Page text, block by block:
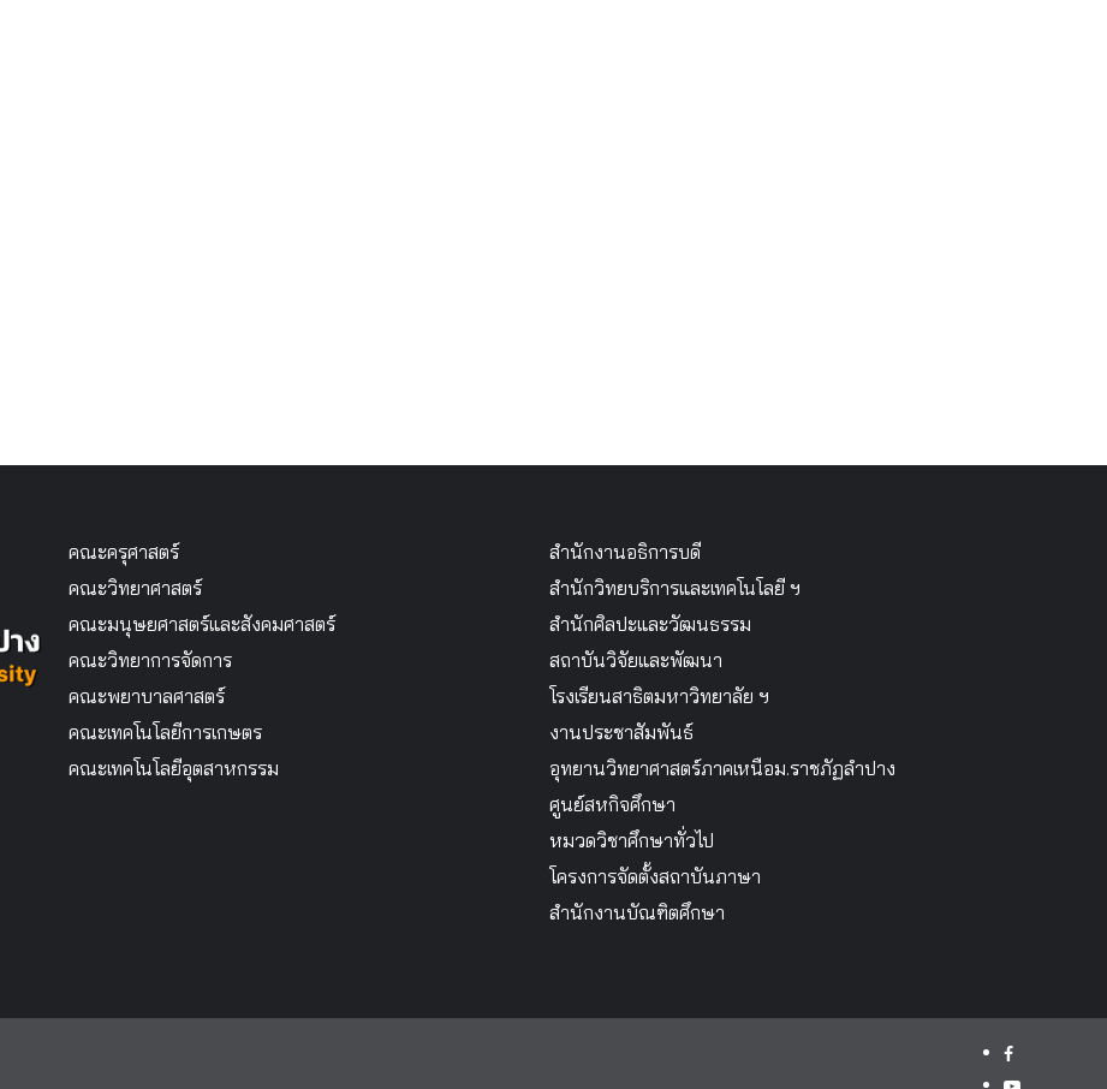
คณะครุศาสตร์
คณะวิทยาศาสตร์
คณะมนุษยศาสตร์และสังคมศาสตร์
คณะวิทยาการจัดการ
คณะพยาบาลศาสตร์
คณะเทคโนโลยีการเกษตร
คณะเทคโนโลยีอุตสาหกรรม
สำนักงานอธิการบดี
สำนักวิทยบริการและเทคโนโลยี ฯ
สำนักศิลปะและวัฒนธรรม
สถาบันวิจัยและพัฒนา
โรงเรียนสาธิตมหาวิทยาลัย ฯ
งานประชาสัมพันธ์
อุทยานวิทยาศาสตร์ภาคเหนือม.ราชภัฏลำปาง
ศูนย์สหกิจศึกษา
หมวดวิชาศึกษาทั่วไป
โครงการจัดตั้งสถาบันภาษา
สำนักงานบัณฑิตศึกษา
facebook
youtube